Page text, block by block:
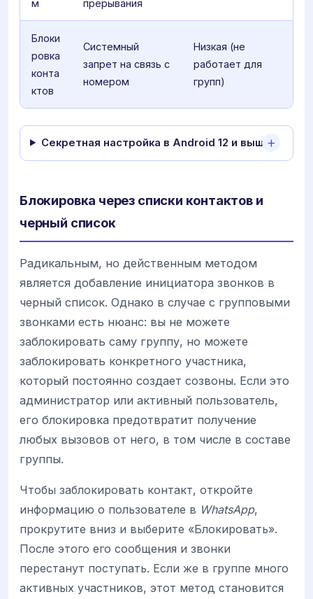
м прерывания
Блоки
ровка
конта
ктов
Системный
запрет на связь с
номером
Низкая (не
работает для
групп)
Секретная настройка в Android 12 и выше
Блокировка через списки контактов и
черный список
Радикальным, но действенным методом
является добавление инициатора звонков в
черный список. Однако в случае с групповыми
звонками есть нюанс: вы не можете
заблокировать саму группу, но можете
заблокировать конкретного участника,
который постоянно создает созвоны. Если это
администратор или активный пользователь,
его блокировка предотвратит получение
любых вызовов от него, в том числе в составе
группы.
Чтобы заблокировать контакт, откройте
информацию о пользователе в WhatsApp,
прокрутите вниз и выберите «Блокировать».
После этого его сообщения и звонки
перестанут поступать. Если же в группе много
активных участников, этот метод становится